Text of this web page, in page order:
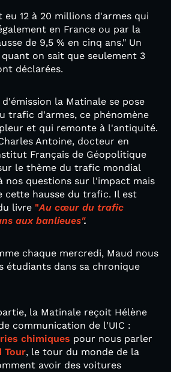
eu 12 à 20 millions d'armes qui
en France ou par la
de 9,5 % en cinq ans." Un
on sait que seulement 3
déclarées.
la Matinale se pose
trafic d'armes, ce phénomène
et qui remonte à l'antiquité.
Antoine, docteur en
Français de Géopolitique
le thème du trafic mondial
nos questions sur l'impact mais
cette hausse du trafic. Il est
livre "Au cœur du trafic
aux banlieues".
chaque mercredi, Maud nous
étudiants dans sa chronique
la Matinale reçoit Hélène
communication de l'UIC :
chimiques pour nous parler
Tour, le tour du monde de la
avoir des voitures